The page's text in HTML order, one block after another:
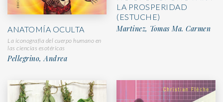
ANATOMÍA OCULTA
La iconografía del cuerpo humano en
las ciencias esotéricas
Pellegrino, Andrea
LA PROSPERIDAD
(ESTUCHE)
Martinez, Tomas Ma. Carmen